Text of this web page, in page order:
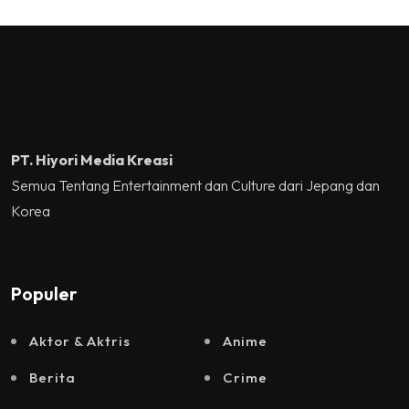
Tennis Indoor Senayan.
Kreatif RI,Pemprov DKI
PT. Hiyori Media Kreasi
Semua Tentang Entertainment dan Culture dari Jepang dan
Korea
Populer
Aktor & Aktris Anime
Berita Crime